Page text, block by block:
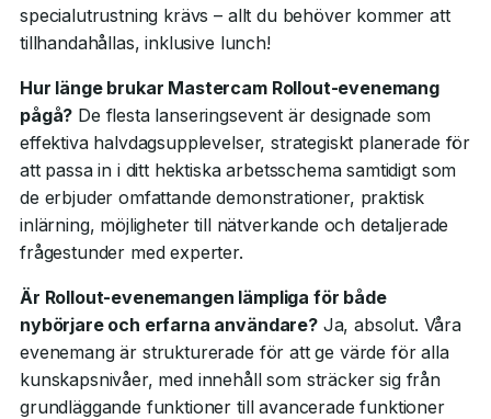
specialutrustning krävs – allt du behöver kommer att
tillhandahållas, inklusive lunch!
Hur länge brukar Mastercam Rollout-evenemang
pågå? De flesta lanseringsevent är designade som
effektiva halvdagsupplevelser, strategiskt planerade för
att passa in i ditt hektiska arbetsschema samtidigt som
de erbjuder omfattande demonstrationer, praktisk
inlärning, möjligheter till nätverkande och detaljerade
frågestunder med experter.
Är Rollout-evenemangen lämpliga för både
nybörjare och erfarna användare?Ja, absolut. Våra
evenemang är strukturerade för att ge värde för alla
kunskapsnivåer, med innehåll som sträcker sig från
grundläggande funktioner till avancerade funktioner